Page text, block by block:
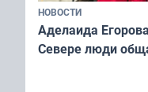
НОВОСТИ
Аделаида
Севере люди